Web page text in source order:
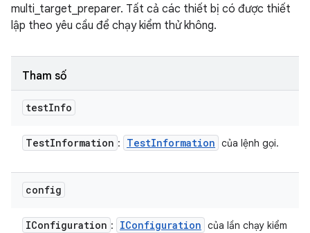
multi_target_preparer. Tất cả các thiết bị có được thiết
lập theo yêu cầu để chạy kiểm thử không.
Tham số
testInfo
TestInformation : TestInformation của lệnh gọi.
config
IConfiguration : IConfiguration của lần chạy kiểm